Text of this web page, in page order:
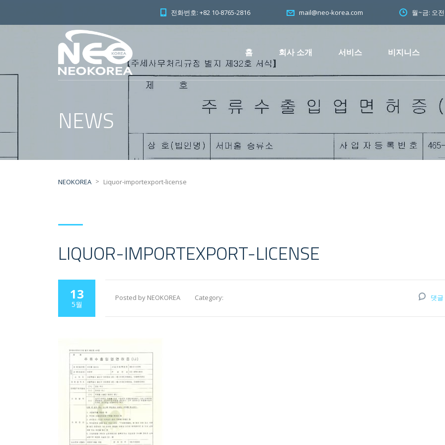
전화번호: +82 10-8765-2816 mail@neo-korea.com 월~금: 오
홈 회사 소개 서비스 비지니스
NEWS
NEOKOREA > Liquor-importexport-license
LIQUOR-IMPORTEXPORT-LICENSE
13
5월
Posted by NEOKOREA Category: 댓